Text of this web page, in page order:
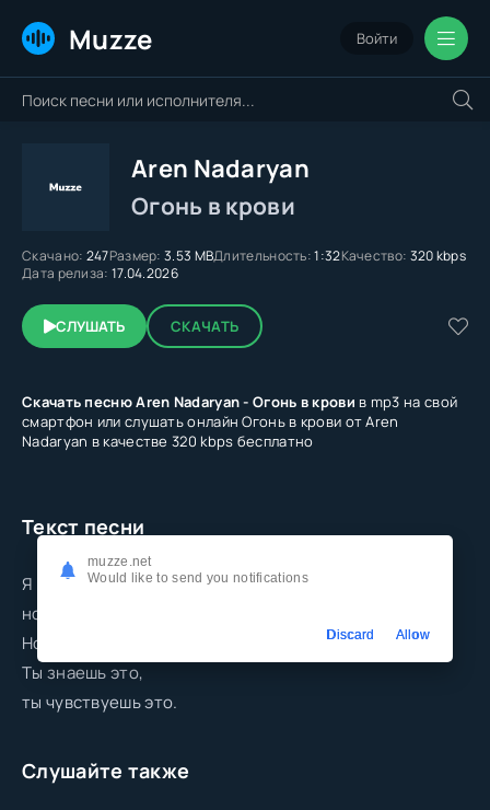
Muzze Войти
Aren Nadaryan
Огонь в крови
Скачано: 247Размер: 3.53 MBДлительность:1:32Качество: 320 kbps
Дата релиза: 17.04.2026
СЛУШАТЬ СКАЧАТЬ
Скачать песню Aren Nadaryan - Огонь в крови в mp3 на свой
смартфон или слушать онлайн Огонь в крови от Aren
Nadaryan в качестве 320 kbps бесплатно
Текст песни
Я не умею красиво говорить,
но я умею.
Но я умею тебя вечно любить.
Ты знаешь это,
ты чувствуешь это.
Слушайте также
muzze.net
Would like to send you notifications
Discard Allow